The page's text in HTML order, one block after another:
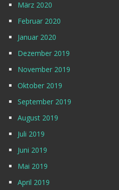
März 2020
Februar 2020
Januar 2020
Dezember 2019
November 2019
Oktober 2019
September 2019
August 2019
Juli 2019
Juni 2019
Mai 2019
April 2019